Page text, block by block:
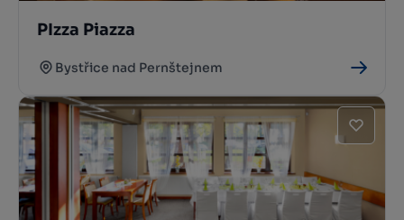
PIzza Piazza
Bystřice nad Pernštejnem